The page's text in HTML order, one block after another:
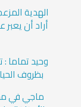
الهدية
أراد أن
وحيد تماما
بظروف
ماجي في